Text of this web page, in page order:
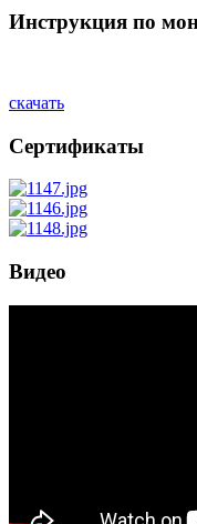
Инструкция по
скачать
Сертификаты
Видео